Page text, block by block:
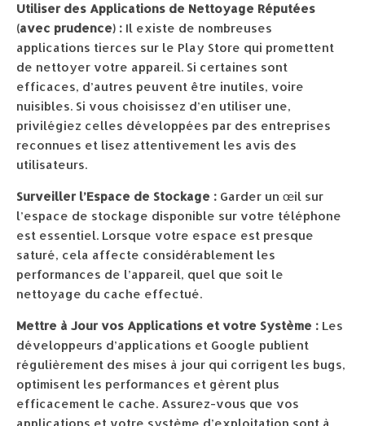
Utiliser des Applications de Nettoyage Réputées
(avec prudence) : Il existe de nombreuses
applications tierces sur le Play Store qui promettent
de nettoyer votre appareil. Si certaines sont
efficaces, d’autres peuvent être inutiles, voire
nuisibles. Si vous choisissez d’en utiliser une,
privilégiez celles développées par des entreprises
reconnues et lisez attentivement les avis des
utilisateurs.
Surveiller l’Espace de Stockage : Garder un œil sur
l’espace de stockage disponible sur votre téléphone
est essentiel. Lorsque votre espace est presque
saturé, cela affecte considérablement les
performances de l’appareil, quel que soit le
nettoyage du cache effectué.
Mettre à Jour vos Applications et votre Système : Les
développeurs d’applications et Google publient
régulièrement des mises à jour qui corrigent les bugs,
optimisent les performances et gèrent plus
efficacement le cache. Assurez-vous que vos